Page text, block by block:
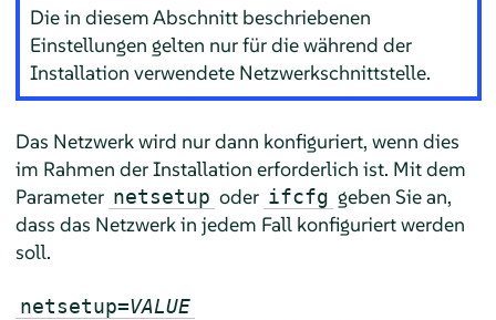
Die in diesem Abschnitt beschriebenen
Einstellungen gelten nur für die während der
Installation verwendete Netzwerkschnittstelle.
Das Netzwerk wird nur dann konfiguriert, wenn dies
im Rahmen der Installation erforderlich ist. Mit dem
Parameter netsetup oder ifcfg geben Sie an,
dass das Netzwerk in jedem Fall konfiguriert werden
soll.
netsetup=VALUE